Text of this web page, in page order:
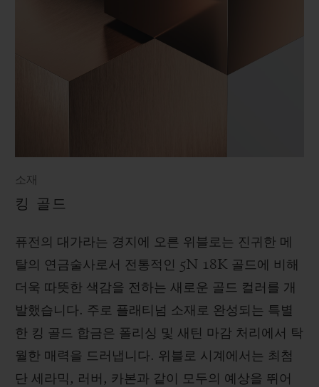
소재
킹 골드
퓨전의 대가라는 경지에 오른 위블로는 진귀한 메
탈의 연금술사로서 전통적인 5N 18K 골드에 비해
더욱 따뜻한 색감을 전하는 새로운 골드 컬러를 개
발했습니다. 주로 플래티넘 소재로 완성되는 특별
한 킹 골드 합금은 폴리싱 및 새틴 마감 처리에서 탁
월한 매력을 드러냅니다. 위블로 시계에서는 최첨
단 세라믹, 러버, 카본과 같이 모두의 예상을 뛰어